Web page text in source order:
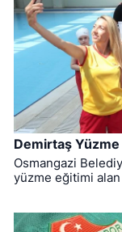
Demirtaş Yüzme
Osmangazi
yüzme eğitimi